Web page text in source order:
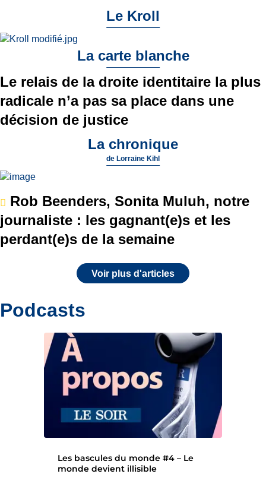
Le Kroll
La carte blanche
Le relais de la droite identitaire la plus
radicale n’a pas sa place dans une
décision de justice
La chronique
de Lorraine Kihl
Rob Beenders, Sonita Muluh, notre
journaliste : les gagnant(e)s et les
perdant(e)s de la semaine
Voir plus d'articles
Podcasts